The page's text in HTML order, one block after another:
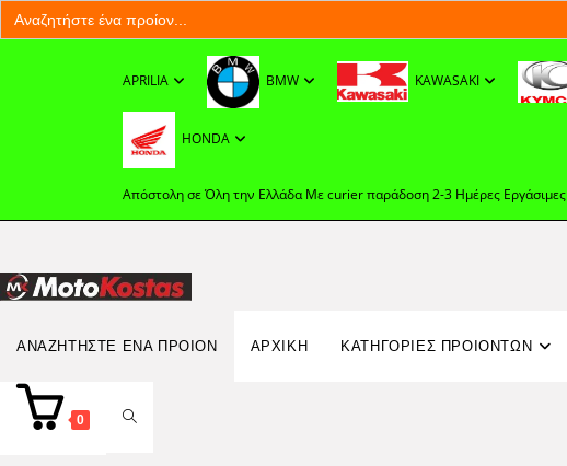
Search
for:
APRILIA BMW KAWASAKI
HONDA
Απόστολη σε Όλη την Ελλάδα Με curier παράδοση 2-3 Ημέρες Εργάσιμες
ΑΝΑΖΗΤΉΣΤΕ ΈΝΑ ΠΡΟΊΟΝ
Search
for: ΑΡΧΙΚΉ ΚΑΤΗΓΟΡΙΕΣ ΠΡΟΙΟΝΤΩΝ
0 TOGGLE